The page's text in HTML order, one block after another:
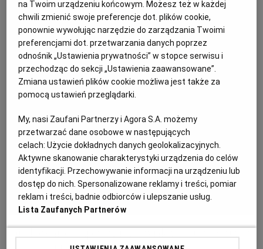
DOMOWE PRZETWORY
SOST, DIPY I INNE DODATKI
KUCHNIA MEKSYKAŃSKA
KUCHNIA INDYJSKA
KUCHNIA HISZPAŃSKA
GLIWICE
GORZÓW WIELKOPOLSKI
KALISZ
KIELCE
KOSZALIN
WYBORCZA TV I VOD
TYLKO ZDROWIE
KSIĄŻKI. MAGAZYN DO CZYTANIA
SŁÓWKA. MAGAZYN O JĘZYKU
BIQDATA
JUTRONAUCI
ARCHIWUM
GAZETA.PL
TOK FM
Grillowane szparagi z szynką dojrzewającą
na Twoim urządzeniu końcowym. Możesz też w każdej
chwili zmienić swoje preferencje dot. plików cookie,
ponownie wywołując narzędzie do zarządzania Twoimi
preferencjami dot. przetwarzania danych poprzez
odnośnik „Ustawienia prywatności” w stopce serwisu i
przechodząc do sekcji „Ustawienia zaawansowane”.
Zmiana ustawień plików cookie możliwa jest także za
pomocą ustawień przeglądarki.
My, nasi Zaufani Partnerzy i Agora S.A. możemy
przetwarzać dane osobowe w następujących
celach:Użycie dokładnych danych geolokalizacyjnych.
Aktywne skanowanie charakterystyki urządzenia do celów
identyfikacji. Przechowywanie informacji na urządzeniu lub
dostęp do nich. Spersonalizowane reklamy i treści, pomiar
reklam i treści, badnie odbiorców i ulepszanie usług.
Lista Zaufanych Partnerów